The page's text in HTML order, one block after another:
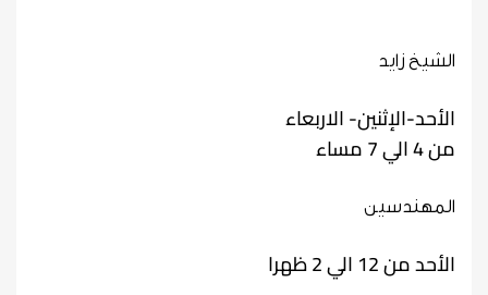
الشيخ زايد
الأحد-الإثنين- الاربعاء
من 4 الي 7 مساء
المهندسين
الأحد من 12 الي 2 ظهرا